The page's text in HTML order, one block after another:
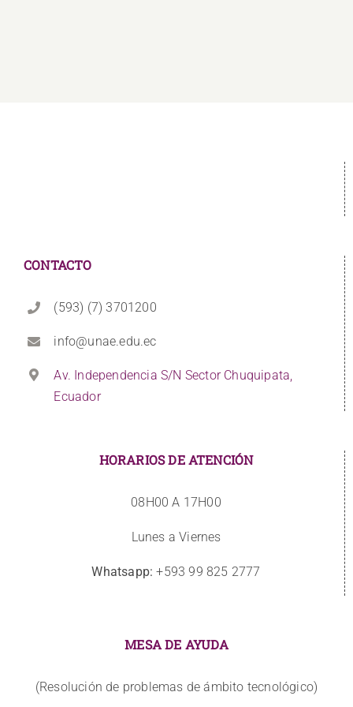
CONTACTO
(593) (7) 3701200
info@unae.edu.ec
Av. Independencia S/N Sector Chuquipata,
Ecuador
HORARIOS DE ATENCIÓN
08H00 A 17H00
Lunes a Viernes
Whatsapp: +593 99 825 2777
MESA DE AYUDA
(Resolución de problemas de ámbito tecnológico)